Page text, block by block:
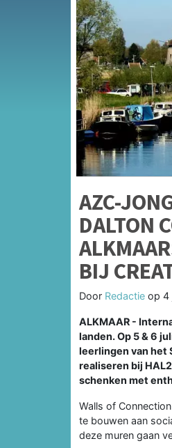
AZC-
DALTON
BIJ
Door Redactie op 4
ALKMAAR -
landen. Op 5 & 6
leerlingen van het
realiseren bij
schenken met
Walls of
te bouwen aan
deze muren gaan